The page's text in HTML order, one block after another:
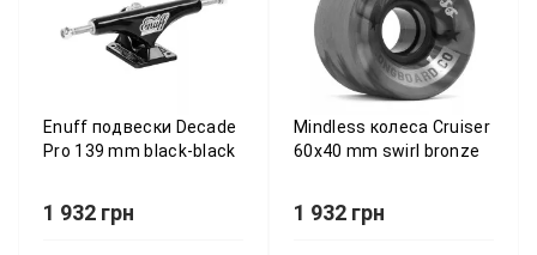
Enuff подвески Decade
Pro 139 mm black-black
1 932 грн
Mindless колеса Cruiser
60x40 mm swirl bronze
1 932 грн